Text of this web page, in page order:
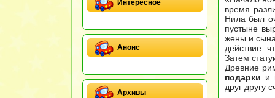
Интересное
Анонс
Архивы
время
Нила был
пустыне
жены и
действие
Затем
Древние
подарки и
друг другу